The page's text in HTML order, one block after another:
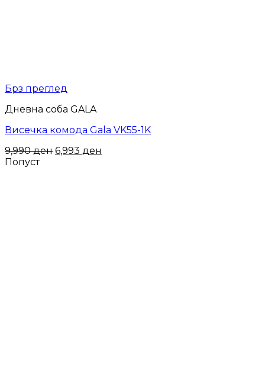
Брз преглед
Дневна соба GALA
Висечка комода Gala VK55-1K
9,990ден 6,993 ден
Попуст